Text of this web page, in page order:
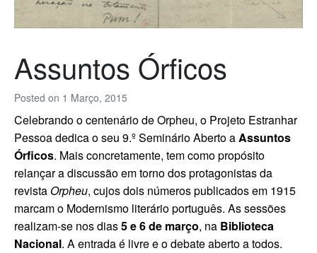
Posted on 1 Março, 2015
Assuntos Órficos
Celebrando o centenário de Orpheu, o Projeto Estranhar
Pessoa dedica o seu 9.º Seminário Aberto aAssuntos
Órficos. Mais concretamente, tem como propósito
relançar a discussão em torno dos protagonistas da
revistaOrpheu, cujos dois números publicados em 1915
marcam o Modernismo literário português. As sessões
realizam-se nos dias5 e 6 de março, na Biblioteca
Nacional. A entrada é livre e o debate aberto a todos.